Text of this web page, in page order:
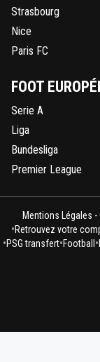
Strasbourg
Nice
Paris FC
FOOT
Serie A
Liga
Bundesliga
Premier League
Mentions Légales
•Retrouvez votre
•PSG transfert•Football •